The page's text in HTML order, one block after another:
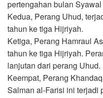
pertengahan bulan
Kedua, Perang Uhud,
tahun ke tiga Hijriyah.
Ketiga, Perang Hamraul
tahun ke tiga Hijriyah.
lanjutan dari perang Uhud.
Keempat, Perang
Salman al-Farisi ini terjadi